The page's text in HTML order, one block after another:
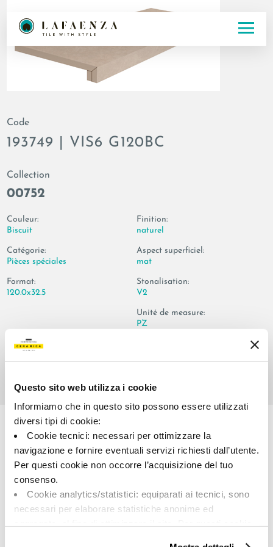
Questo sito web utilizza i cookie
Informiamo che in questo sito possono essere utilizzati
diversi tipi di cookie:
Cookie tecnici: necessari per ottimizzare la
navigazione e fornire eventuali servizi richiesti dall’utente.
Per questi cookie non occorre l’acquisizione del tuo
consenso.
Cookie analytics/statistici: equiparati ai tecnici, sono
necessari per elaborare statistiche anonime ed
Code
193749 | VIS6 G120BC
Collection
00752
Couleur:
Biscuit
Catégorie:
Pièces spéciales
Format:
120.0x32.5
Finition:
naturel
Aspect superficiel:
mat
Stonalisation:
V2
Unité de measure:
PZ
Share:
Via Vittorio Veneto, 13 - 40026 Imola (BO)